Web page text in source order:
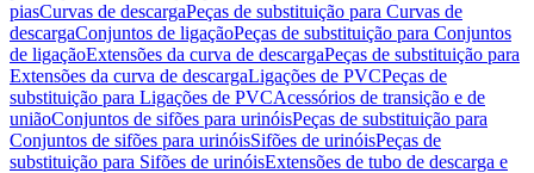
piasCurvas de descargaPeças de substituição para Curvas de
descargaConjuntos de ligaçãoPeças de substituição para Conjuntos
de ligaçãoExtensões da curva de descargaPeças de substituição para
Extensões da curva de descargaLigações de PVCPeças de
substituição para Ligações de PVCAcessórios de transição e de
uniãoConjuntos de sifões para urinóisPeças de substituição para
Conjuntos de sifões para urinóisSifões de urinóisPeças de
substituição para Sifões de urinóisExtensões de tubo de descarga e